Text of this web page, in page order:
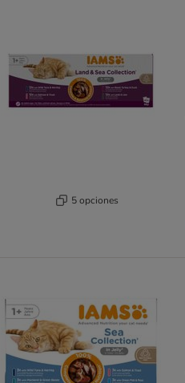
5 opciones